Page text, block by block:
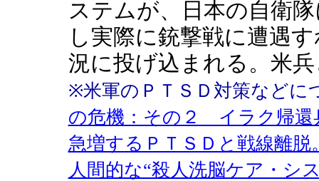
ステムが、日本の自衛
し実際に銃撃戦に遭遇
況に投げ込まれる。米
※米軍のＰＴＳＤ対策など
の危機：その２ イラク帰還
急増するＰＴＳＤと戦線離
人間的な“殺人洗脳ケア・シ